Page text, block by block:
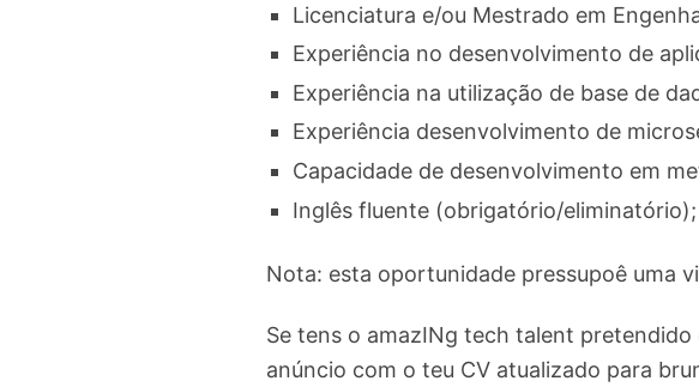
Licenciatura e/ou Mestrado em
Experiência no desenvolvimento de
Experiência na utilização de base de
Experiência desenvolvimento de
Capacidade de desenvolvimento em
Inglês fluente (obrigatório/eliminatório);
Nota: esta oportunidade pressupoê uma
Se tens o amazINg tech talent
anúncio com o teu CV atualizado para